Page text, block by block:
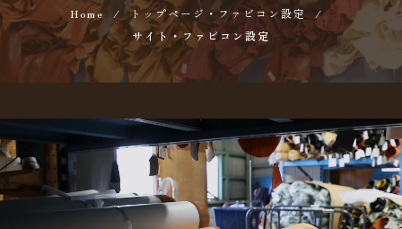
Home / トップページ・ファビコン設定 /
サイト・ファビコン設定